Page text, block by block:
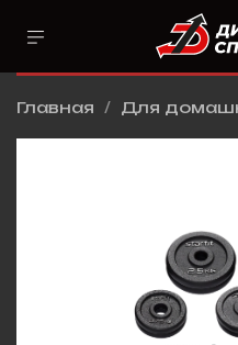
Главная Для